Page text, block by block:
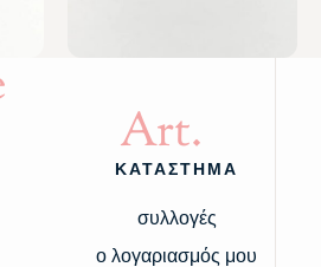
Art.
ΚΑΤΑΣΤΗΜΑ
συλλογές
ο λογαριασμός μου